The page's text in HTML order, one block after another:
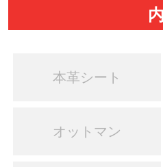
本革シート
オットマン